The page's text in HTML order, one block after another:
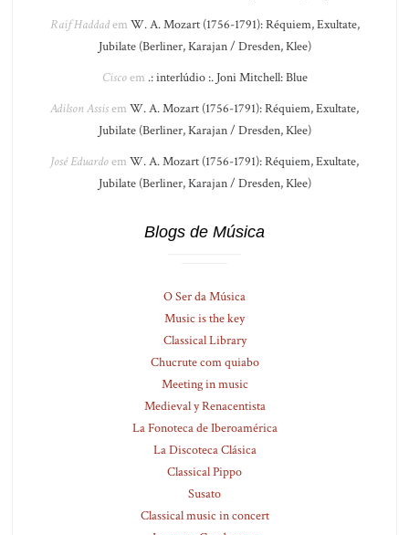
Raif Haddadem W. A. Mozart (1756-1791): Réquiem, Exultate,
Jubilate (Berliner, Karajan / Dresden, Klee)
Ciscoem .: interlúdio :. Joni Mitchell: Blue
Adilson Assisem W. A. Mozart (1756-1791): Réquiem, Exultate,
Jubilate (Berliner, Karajan / Dresden, Klee)
José Eduardoem W. A. Mozart (1756-1791): Réquiem, Exultate,
Jubilate (Berliner, Karajan / Dresden, Klee)
Blogs de Música
O Ser da Música
Music is the key
Classical Library
Chucrute com quiabo
Meeting in music
Medieval y Renacentista
La Fonoteca de Iberoamérica
La Discoteca Clásica
Classical Pippo
Susato
Classical music in concert